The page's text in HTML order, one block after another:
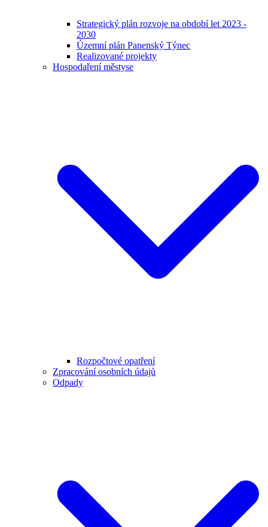
Strategický plán rozvoje na období let 2023 -
2030
Územní plán Panenský Týnec
Realizované projekty
Hospodaření městyse
Rozpočtové opatření
Zpracování osobních údajů
Odpady